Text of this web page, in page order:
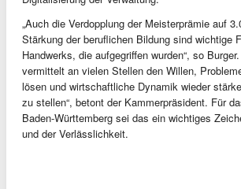
„Auch die Verdopplung der Meisterprämie auf
Stärkung der beruflichen Bildung sind wichtige
Handwerks, die aufgegriffen wurden“, so
vermittelt an vielen Stellen den Willen,
lösen und wirtschaftliche Dynamik wieder
zu stellen“, betont der Kammerpräsident. Für
Baden-Württemberg sei das ein wichtiges
und der Verlässlichkeit.